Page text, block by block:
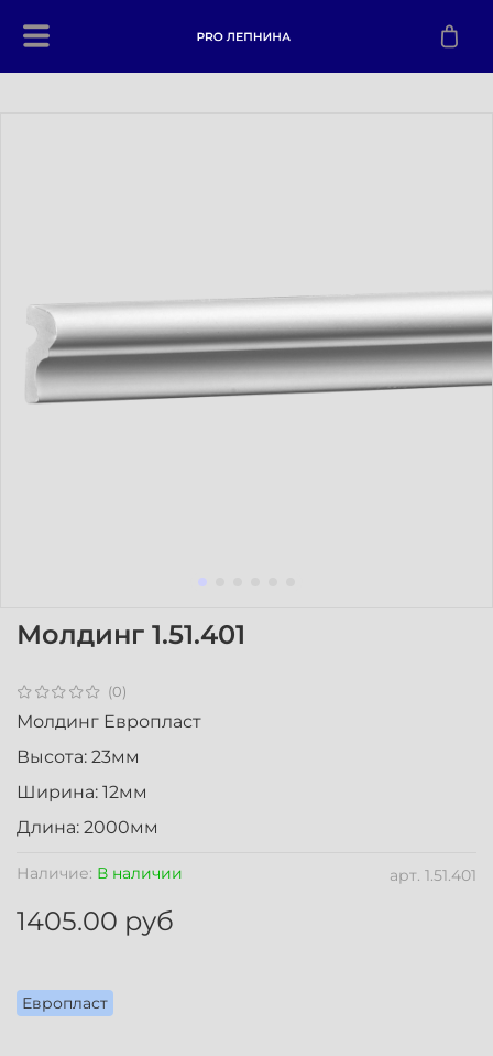
(0)
арт. 1.51.401
Наличие: В наличии
Европласт
Молдинг 1.51.401
1405.00 руб
Молдинг Европласт
Высота: 23мм
Ширина: 12мм
Длина: 2000мм